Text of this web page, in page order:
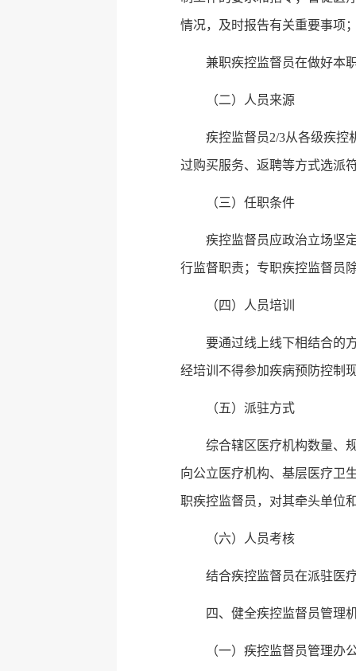
情况，及时报告有关重要事项
兼职疾控监督员在做好本
（二）人员来源
疾控监督员2/3从各级疾控
过购买服务、返聘等方式选派
（三）任职条件
疾控监督员应政治立场坚
行监督职责；专职疾控监督员
（四）人员培训
要通过线上线下相结合的
经培训不得参加疾病预防控制
（五）派驻方式
综合辖区医疗机构数量、
向公立医疗机构、基层医疗卫
职疾控监督员，对其牵头单位
（六）人员考核
结合疾控监督员在派驻医
四、健全疾控监督员管理
（一）疾控监督员管理办